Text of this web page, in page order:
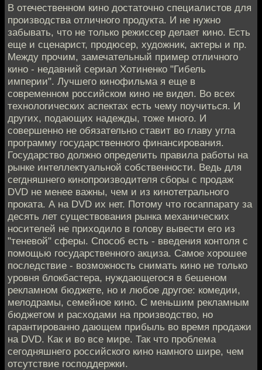
В отечественном кино достаточно специалистов для
производства отличного продукта. И не нужно
забывать, что не только режиссер делает кино. Есть
еще и сценарист, продюсер, художник, актеры и пр.
Между прочим, замечательный пример отличного
кино - недавний сериал Хотиненко "Гибель
империи". Лучшего кинофильма я еще в
современном российском кино не видел. Во всех
технологических аспектах есть чему поучиться. И
других, подающих надежды, тоже много. И
совершенно не обязательно ставит во главу угла
программу государственного финансирования.
Государство должно определить правила работы на
рынке интеллектуальной собственности. Ведь для
сегдняшнего кинопроизводителя сборы с продаж
DVD не менее важны, чем и из кинотетрального
проката. А на DVD их нет. Потому что госаппарату за
десять лет существования рынка механических
носителей не приходило в голову вывести его из
"теневой" сферы. Способ есть - введения контоля с
помощью государственного акциза. Самое хорошее
последствие - возможность снимать кино не только
уровня блокбастера, нуждающегося в бешеном
рекламном бюджете, но и любое другое: комедии,
мелодрамы, семейное кино. С меньшим рекламным
бюджетом и расходами на производство, но
гарантированно дающем прибыль во время продажи
на DVD. Как и во все мире. Так что проблема
сегодняшнего российского кино намного шире, чем
отсутствие господдержки.